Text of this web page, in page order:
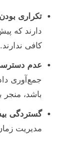
تکراری بودن:
دارند که پیش
کافی ندارند.
عدم دسترسی
جمع‌آوری
باشد، منجر
گستردگی بیش
مدیریت زمان